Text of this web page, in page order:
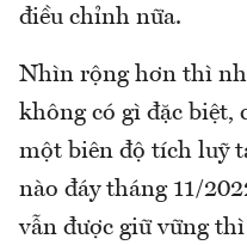
điều chỉnh nữa.
Nhìn rộng hơn thì
không có gì đặc biệt,
một biên độ tích luỹ
nào đáy tháng 11/
vẫn được giữ vững